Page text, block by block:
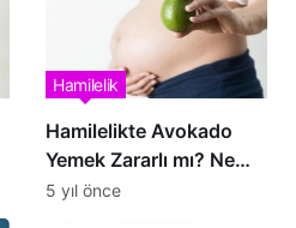
Hamilelikte Avokado
Yemek Zararlı mı? Ne
Kadar Yenmeli?
Hamilelik
5 yıl önce